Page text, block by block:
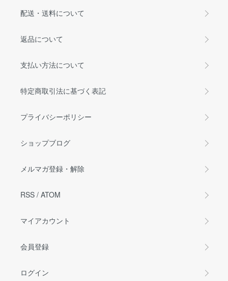
配送・送料について
返品について
支払い方法について
特定商取引法に基づく表記
プライバシーポリシー
ショップブログ
メルマガ登録・解除
RSS / ATOM
マイアカウント
会員登録
ログイン